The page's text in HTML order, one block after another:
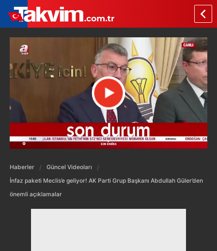
Haberler
Güncel Videoları
İnfaz paketi Meclis’e geliyor! AK Parti Grup Başkanı Abdullah Güler’den
önemli açıklamalar